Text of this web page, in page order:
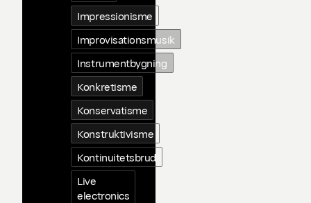
Impressionisme
Improvisationsmusik
Instrumentbygning
Konkretisme
Konservatisme
Konstruktivisme
Kontinuitetsbrud
Live
electronics